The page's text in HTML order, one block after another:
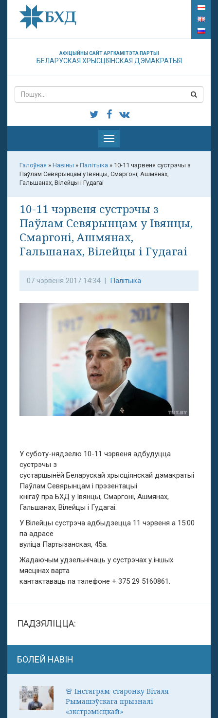
АФІЦЫЙНЫ САЙТ АРГКАМІТЭТА ПАРТЫІ
БЕЛАРУСКАЯ ХРЫСЦІЯНСКАЯ ДЭМАКРАТЫЯ
Паказаць
меню
Галоўная » Навіны » Палітыка » 10-11 чэрвеня сустрэчы з
Паўлам Севярынцам у Івянцы, Смаргоні, Ашмянах,
Гальшанах, Вілейцы і Гудагаі
10-11 чэрвеня сустрэчы з
Паўлам Севярынцам у Івянцы,
Смаргоні, Ашмянах,
Гальшанах, Вілейцы і Гудагаі
07 чэрвеня 2017 14:34 | Палітыка
У суботу-нядзелю 10-11 чэрвеня адбудуцца
сустрэчы з
сустаршынёй Беларускай хрысціянскай дэмакратыі
Паўлам Севярынцам і прэзентацыі
кнігаў пра БХД у Івянцы, Смаргоні, Ашмянах,
Гальшанах, Вілейцы і Гудагаі.
У Вілейцы сустрэча адбыдзецца 11 чэрвеня а 15:00
па адрасе
вуліца Партызанская, 45а.
Жадаючым удзельнічаць у сустрэчах у іншых
мясцінах варта
кантактаваць па тэлефоне + 375 29 5160861.
ПАДЗЯЛІЦЦА:
БОЛЕЙ НАВІН
🚨 Інстаграм-старонку Віталя
Рымашэўскага прызналі
«экстрэмісцкай»